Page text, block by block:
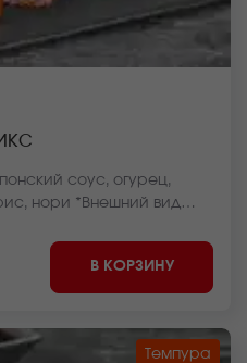
соус, огурец,
нори *Внешний вид
В КОРЗИНУ
Темпура